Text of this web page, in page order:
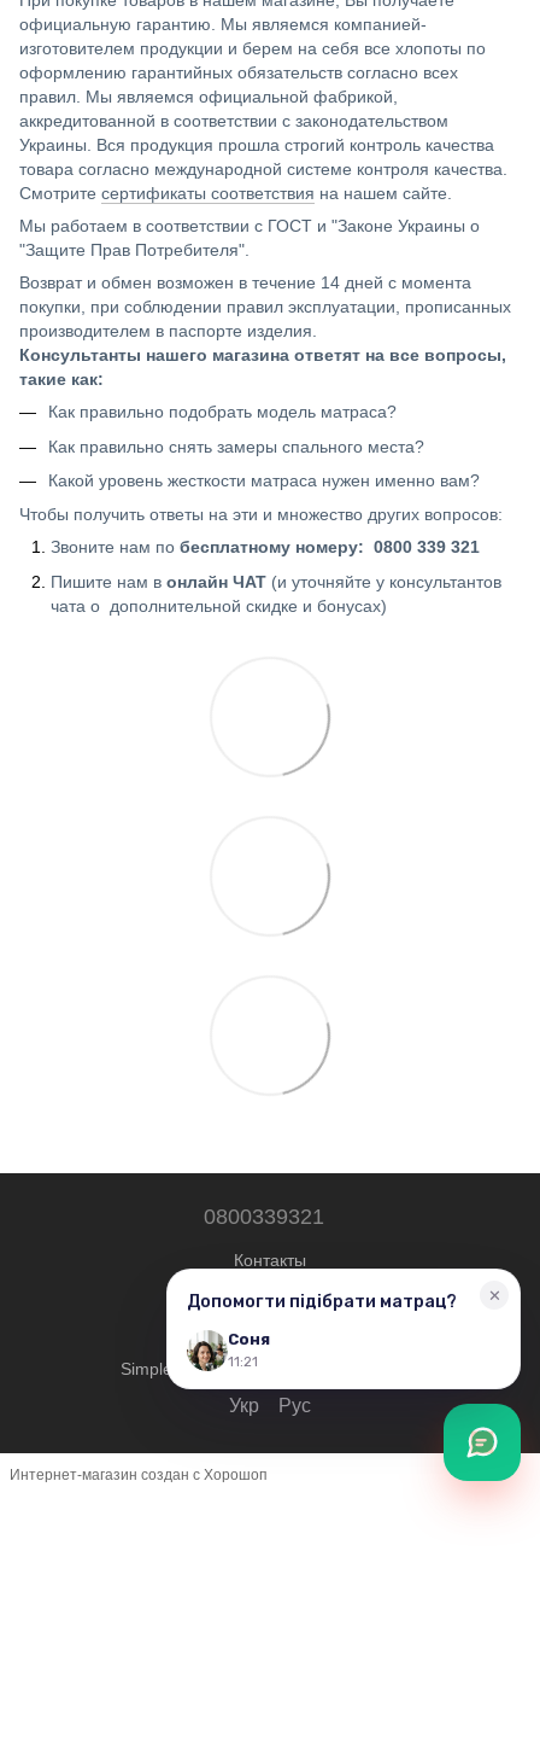
официальную гарантию. Мы являемся компанией-
изготовителем продукции и берем на себя все хлопоты по
оформлению гарантийных обязательств согласно всех
правил. Мы являемся официальной фабрикой,
аккредитованной в соответствии с законодательством
Украины. Вся продукция прошла строгий контроль качества
товара согласно международной системе контроля качества.
Смотрите сертификаты соответствия на нашем сайте.
Мы работаем в соответствии с ГОСТ и "Законе Украины о
"Защите Прав Потребителя".
Возврат и обмен возможен в течение 14 дней с момента
покупки, при соблюдении правил эксплуатации, прописанных
производителем в паспорте изделия.
Консультанты нашего магазина ответят на все вопросы,
такие как:
Как правильно подобрать модель матраса?
Как правильно снять замеры спального места?
Какой уровень жесткости матраса нужен именно вам?
Чтобы получить ответы на эти и множество других вопросов:
Звоните нам по бесплатному номеру: 0800 339 321
Пишите нам в онлайн ЧАТ (и уточняйте у консультантов
чата о дополнительной скидке и бонусах)
0800339321
Контакты
Полная версия сайта
© 2019—2026
Simplershop — Все права защищены.
Укр Рус
Интернет-магазин создан с Хорошоп